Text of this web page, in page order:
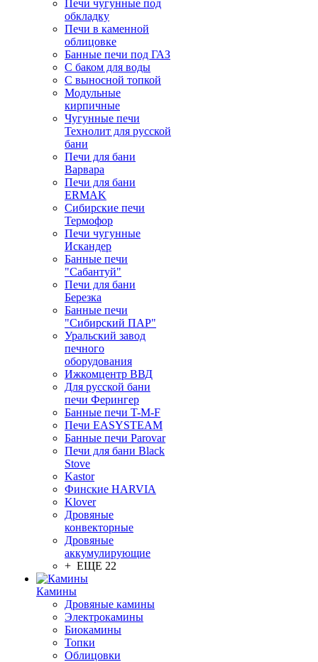
Печи чугунные под
обкладку
Печи в каменной
облицовке
Банные печи под ГАЗ
С баком для воды
С выносной топкой
Модульные
кирпичные
Чугунные печи
Технолит для русской
бани
Печи для бани
Варвара
Печи для бани
ERMAK
Сибирские печи
Термофор
Печи чугунные
Искандер
Банные печи
"Сабантуй"
Печи для бани
Березка
Банные печи
"Сибирский ПАР"
Уральский завод
печного
оборудования
Ижкомцентр ВВД
Для русской бани
печи Ферингер
Банные печи T-M-F
Печи EASYSTEAM
Банные печи Parovar
Печи для бани Black
Stove
Kastor
Финские HARVIA
Klover
Дровяные
конвекторные
Дровяные
аккумулирующие
+ ЕЩЕ 22
Камины
Дровяные камины
Электрокамины
Биокамины
Топки
Облицовки